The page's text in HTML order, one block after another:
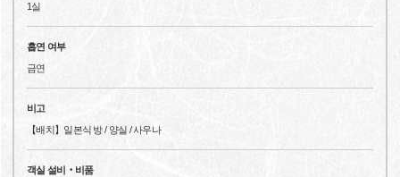
1실
흡연 여부
금연
비고
【배치】일본식 방 / 양실 / 사우나
객실 설비‧비품